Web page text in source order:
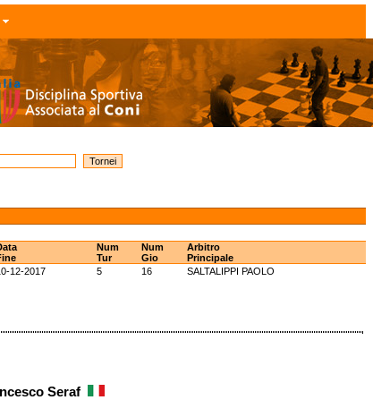
Num
Tur
Num
Gio
Arbitro
Principale
12-2017 5 16
SALTALIPPI PAOLO
Seraf